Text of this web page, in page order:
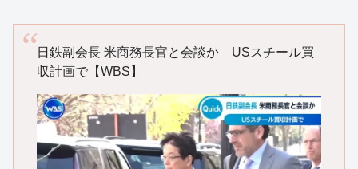
日鉄副会長 米商務長官と会談か USスチール買
収計画で【WBS】